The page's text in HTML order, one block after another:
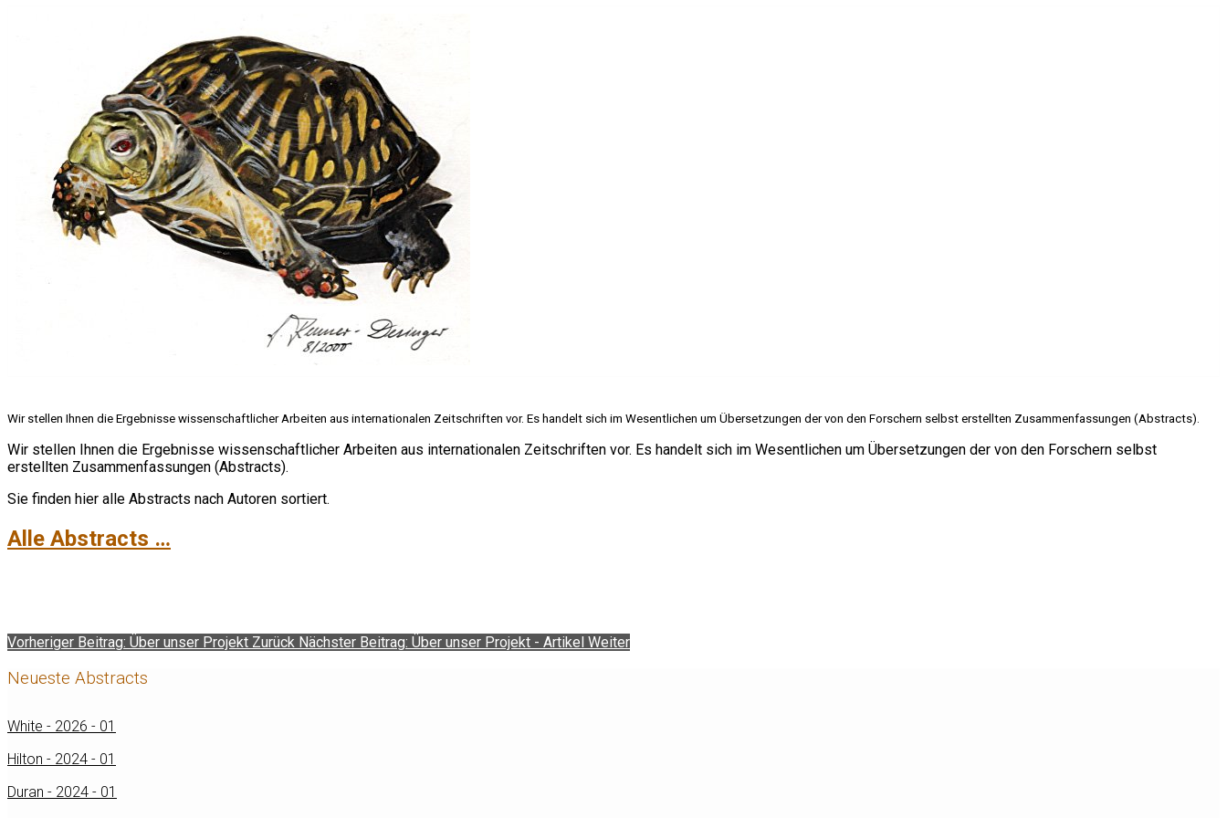
Wir stellen Ihnen die Ergebnisse wissenschaftlicher Arbeiten aus internationalen Zeitschriften vor. Es handelt sich im Wesentlichen um Übersetzungen der von den Forschern selbst erstellten Zusammenfassungen (Abstracts).
Wir stellen Ihnen die Ergebnisse wissenschaftlicher Arbeiten aus internationalen Zeitschriften vor. Es handelt sich im Wesentlichen um Übersetzungen der von den Forschern selbst
erstellten Zusammenfassungen (Abstracts).
Sie finden hier alle Abstracts nach Autoren sortiert.
Alle Abstracts …
Vorheriger Beitrag: Über unser Projekt Zurück Nächster Beitrag: Über unser Projekt - Artikel Weiter
Neueste Abstracts
White - 2026 - 01
Hilton - 2024 - 01
Duran - 2024 - 01